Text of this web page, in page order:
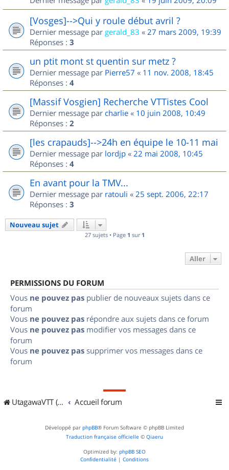
[Vosges]-->Qui y roule début avril ?
Dernier message par gerald_83 « 27 mars 2009, 19:39
Réponses : 3
un ptit mont st quentin sur metz ?
Dernier message par Pierre57 « 11 nov. 2008, 18:45
Réponses : 4
[Massif Vosgien] Recherche VTTistes Cool
Dernier message par charlie « 10 juin 2008, 10:49
Réponses : 2
[les crapauds]-->24h en équipe le 10-11 mai
Dernier message par lordjp « 22 mai 2008, 10:45
Réponses : 4
En avant pour la TMV...
Dernier message par ratouli « 25 sept. 2006, 22:17
Réponses : 3
Nouveau sujet
27 sujets • Page 1 sur 1
Aller
PERMISSIONS DU FORUM
Vous ne pouvez pas publier de nouveaux sujets dans ce
forum
Vous ne pouvez pas répondre aux sujets dans ce forum
Vous ne pouvez pas modifier vos messages dans ce
forum
Vous ne pouvez pas supprimer vos messages dans ce
forum
UtagawaVTT (Randos VTT et VTTAE avec traces GPS) Accueil forum
Développé par phpBB® Forum Software © phpBB Limited
Traduction française officielle © Qiaeru
Optimized by: phpBB SEO
Confidentialité | Conditions